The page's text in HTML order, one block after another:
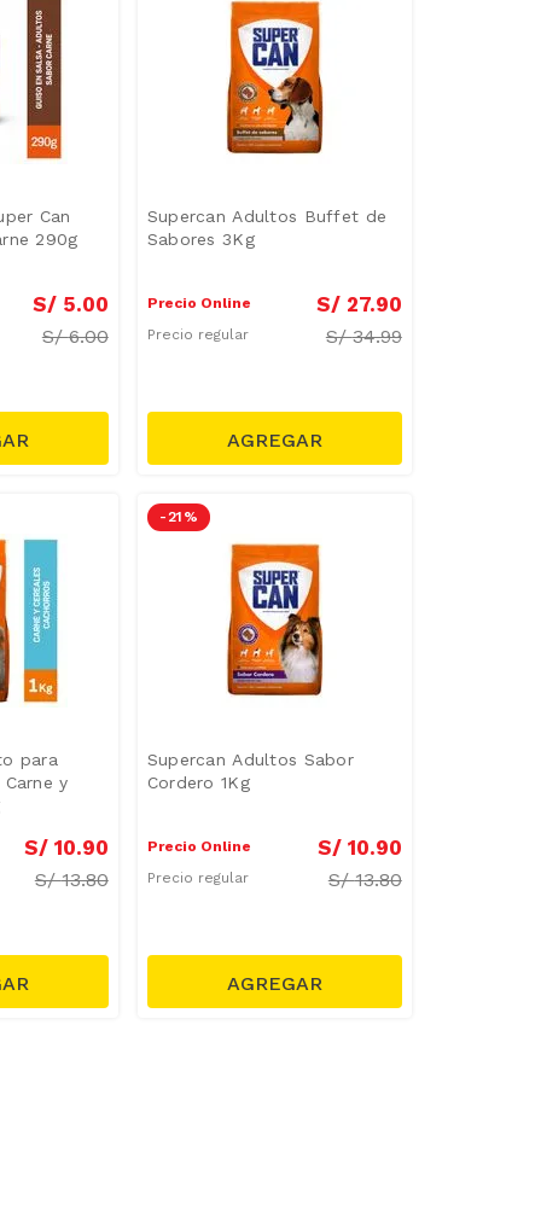
Can
290g
S/ 5.00
S/6.00
Supercan Adultos Buffet de
Sabores 3Kg
Precio Online S/ 27.90
Precio regular S/34.99
para
y
S/ 10.90
S/13.80
-21 %
Supercan Adultos Sabor
Cordero 1Kg
Precio Online S/ 10.90
Precio regular S/13.80